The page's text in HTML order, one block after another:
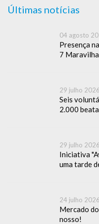
Últimas notícias
04 agosto
Presença
7
29 julho 2026
Seis
2.000
29 julho 2026
Iniciativa
uma tarde
24 julho 2026
Mercado
nosso!